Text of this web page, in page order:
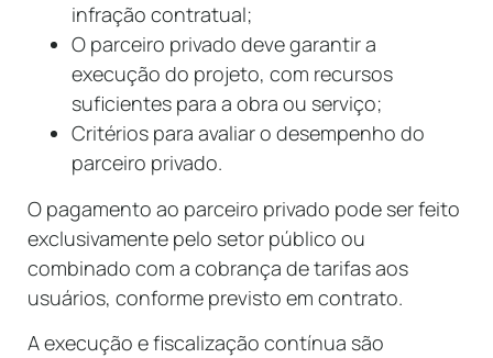
infração contratual;
O parceiro privado deve garantir a
execução do projeto, com recursos
suficientes para a obra ou serviço;
Critérios para avaliar o desempenho do
parceiro privado.
O pagamento ao parceiro privado pode ser feito
exclusivamente pelo setor público ou
combinado com a cobrança de tarifas aos
usuários, conforme previsto em contrato.
A execução e fiscalização contínua são